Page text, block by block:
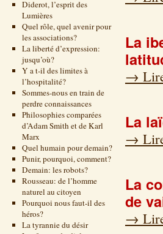
Diderot, l’esprit des
Lumières
Quel rôle, quel avenir pour
les associations?
La liberté d’expression:
jusqu’où?
Y a t-il des limites à
l’hospitalité?
Sommes-nous en train de
perdre connaissances
Philosophies comparées
d’Adam Smith et de Karl
Marx
Quel humain pour demain?
Punir, pourquoi, comment?
Demain: les robots?
Rousseau: de l’homme
naturel au citoyen
Pourquoi nous faut-il des
héros?
La tyrannie du désir
La
→
La
→
La
de
→